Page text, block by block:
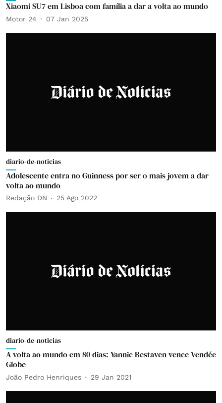
Xiaomi SU7 em Lisboa com família a dar a volta ao mundo
Motor 24 07 Jan 2025
diario-de-noticias
Adolescente entra no Guinness por ser o mais jovem a dar
volta ao mundo
Redação DN 25 Ago 2022
diario-de-noticias
A volta ao mundo em 80 dias: Yannic Bestaven vence Vendée
Globe
João Pedro Henriques 29 Jan 2021